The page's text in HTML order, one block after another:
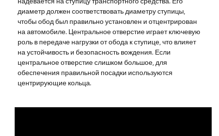
диаметр должен соответствовать диаметру ступицы,
чтобы обод был правильно установлен и отцентрирован
на автомобиле. Центральное отверстие играет ключевую
роль в передаче нагрузки от обода к ступице, что влияет
на устойчивость и безопасность вождения. Если
центральное отверстие слишком большое, для
обеспечения правильной посадки используются
центрирующие кольца.